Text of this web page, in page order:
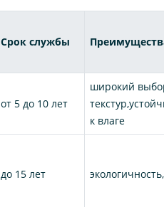
Срок службы
от 5 до 10 лет
широкий
к влаге
до 15 лет